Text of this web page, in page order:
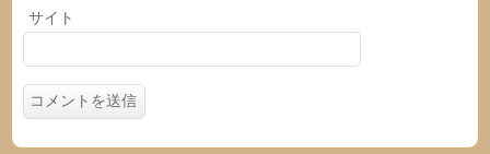
サイト